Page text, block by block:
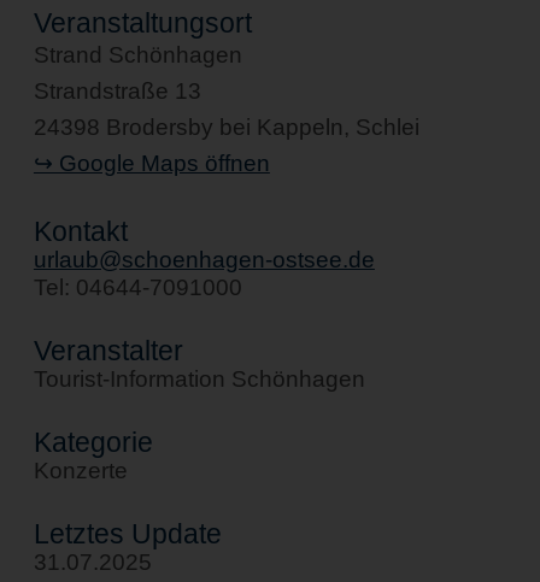
Veranstaltungsort
Strand Schönhagen
Strandstraße 13
24398 Brodersby bei Kappeln, Schlei
↪ Google Maps öffnen
Kontakt
urlaub@schoenhagen-ostsee.de
Tel: 04644-7091000
Veranstalter
Tourist-Information Schönhagen
Kategorie
Konzerte
Letztes Update
31.07.2025